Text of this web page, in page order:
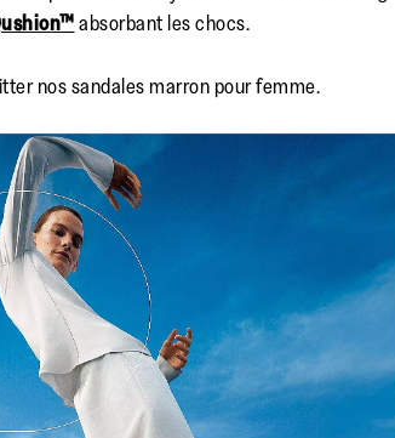
absorbant les chocs.
nos sandales marron pour femme.